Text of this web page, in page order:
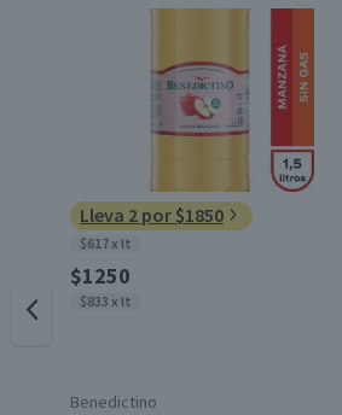
Lleva 2 por $1850
$617 x lt
$1250
$833 x lt
Benedictino